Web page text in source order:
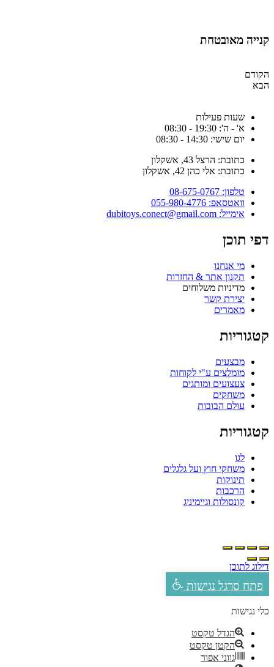
קנייה מאובטחת
הקודם
הבא
שעות פעילות
א' - ה': 19:30 - 08:30
יום שישי: 14:30 - 08:30
כתובת: הרצל 43, אשקלון
כתובת: אלי כהן 42, אשקלון
טלפון: 08-675-0767
וואטסאפ: 055-980-4776
אימייל: dubitoys.conect@gmail.com
דפי תוכן
מי אנחנו
תקנון אתר & החזרות
מדיניות משלוחים
יצירת קשר
מאמרים
קטגוריות
מבצעים
מומלצים ע"י לקוחות
צעצועים ומותגים
משחקים
עולם הבובות
קטגוריות
לגו
משחקי חוץ ועל גלגלים
תינוקות
הרכבות
קונסולות וגיימיניג
דילוג לתוכן
פתח סרגל נגישות
כלי נגישות
הגדל טקסט
הקטן טקסט
גווני אפור